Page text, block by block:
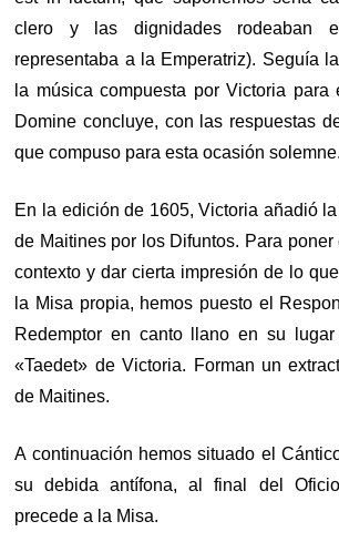
clero y las dignidades rodeaban
representaba a la Emperatriz). Seguía
la música compuesta por Victoria
Domine concluye, con las respuestas
que compuso para esta ocasión solemne.
En la edición de 1605, Victoria añadió
de Maitines por los Difuntos. Para poner
contexto y dar cierta impresión de lo
la Misa propia, hemos puesto el
Redemptor en canto llano en su
«Taedet» de Victoria. Forman un
de Maitines.
A continuación hemos situado el
su debida antífona, al final del
precede a la Misa.